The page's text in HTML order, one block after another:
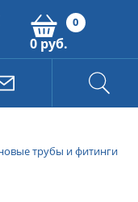
0
0 руб.
трубы и фитинги